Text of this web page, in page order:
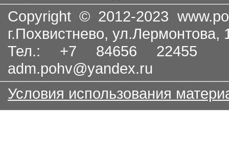
Copyright © 2012-2023
г.Похвистнево, ул.Лермонтова,
Тел.: +7 84656
adm.pohv@yandex.ru
Условия использования